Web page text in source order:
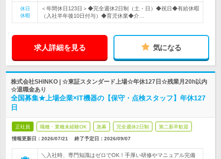
休日
休暇
＜年間休日123日＞◆完全週休2日制（土・日）◆祝日◆有給休暇
（入社半年後10日付与）◆育児休業◆介…
求人詳細を見る 気になる
株式会社SHINKO | ☆東証スタンダード上場☆年休127日☆残業月20h以内
☆退職金あり
全国募集★上場企業×IT機器の【保守・点検スタッフ】年休127
日
正社員 職種・業種未経験OK 急募 完全週休2日制 第二新卒歓迎
情報更新日：2026/07/21 終了予定日： 2026/09/07
＼入社時、専門知識はゼロでOK！手厚い研修やマニュアル完備